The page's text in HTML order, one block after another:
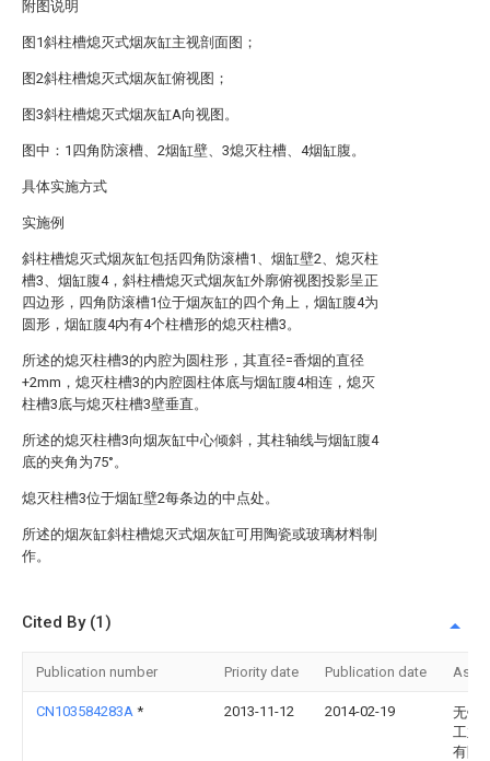
附图说明
图1斜柱槽熄灭式烟灰缸主视剖面图；
图2斜柱槽熄灭式烟灰缸俯视图；
图3斜柱槽熄灭式烟灰缸A向视图。
图中：1四角防滚槽、2烟缸壁、3熄灭柱槽、4烟缸腹。
具体实施方式
实施例
斜柱槽熄灭式烟灰缸包括四角防滚槽1、烟缸壁2、熄灭柱
槽3、烟缸腹4，斜柱槽熄灭式烟灰缸外廓俯视图投影呈正
四边形，四角防滚槽1位于烟灰缸的四个角上，烟缸腹4为
圆形，烟缸腹4内有4个柱槽形的熄灭柱槽3。
所述的熄灭柱槽3的内腔为圆柱形，其直径=香烟的直径
+2mm，熄灭柱槽3的内腔圆柱体底与烟缸腹4相连，熄灭
柱槽3底与熄灭柱槽3壁垂直。
所述的熄灭柱槽3向烟灰缸中心倾斜，其柱轴线与烟缸腹4
底的夹角为75°。
熄灭柱槽3位于烟缸壁2每条边的中点处。
所述的烟灰缸斜柱槽熄灭式烟灰缸可用陶瓷或玻璃材料制
作。
Cited By (1)
Publication number Priority date Publication date
CN103584283A * 2013-11-12 2014-02-19
无锡
工业
有限